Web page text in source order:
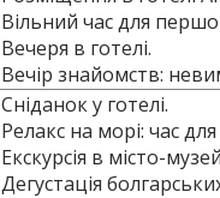
Вільний час для
Вечеря в готелі.
Вечір знайомств:
Сніданок у готелі.
Релакс на морі: час
Екскурсія в місто-
Дегустація